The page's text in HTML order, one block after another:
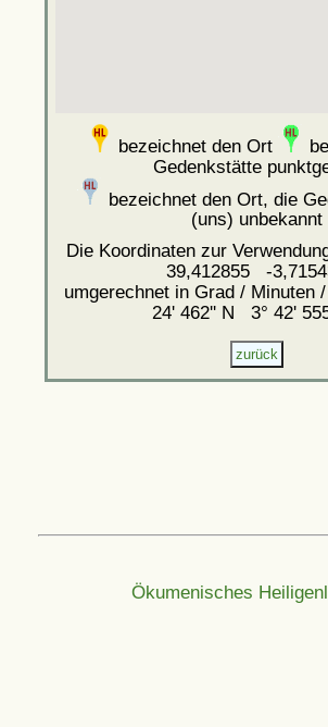
bezeichnet den Ort
Gedenkstätte
bezeichnet den Ort, die
(uns) unbekannt
Die Koordinaten zur
39,412855 -
umgerechnet in Grad / Minuten
24' 462'' N 3° 42'
Ökumenisches